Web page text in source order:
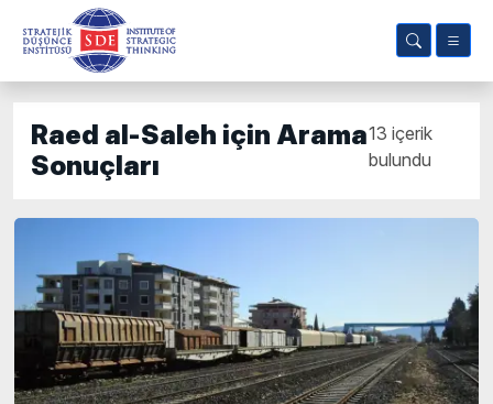
Raed al-Saleh için Arama
Sonuçları
13 içerik
bulundu